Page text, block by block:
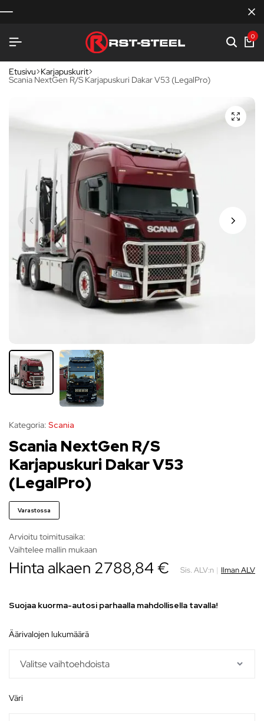
0
Etusivu Karjapuskurit
Scania NextGen R/S Karjapuskuri Dakar V53 (LegalPro)
Kategoria: Scania
Scania NextGen R/S
Karjapuskuri Dakar V53
(LegalPro)
Varastossa
Arvioitu toimitusaika:
Vaihtelee mallin mukaan
Hinta alkaen 2788,84€ Sis. ALV:n | Ilman ALV
Suojaa kuorma-autosi parhaalla mahdollisella tavalla!
äärivalojen lukumäärä
väri